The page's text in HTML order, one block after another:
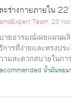
ะร่างกายภายใน
Team 20
ายอารมณ์เผยแผนผ
การที่ง่ายและทรงป
ามสะดวกสบายในก
น้ำมันหอม